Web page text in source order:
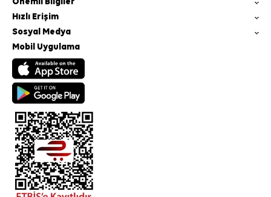
Hızlı Erişim
Sosyal Medya
Mobil Uygulama